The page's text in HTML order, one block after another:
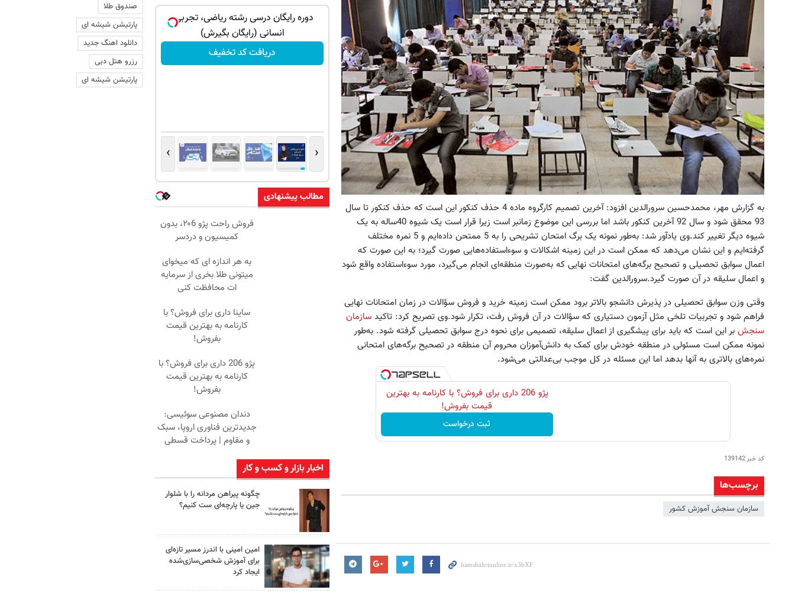
به گزارش مهر، محمدحسین سرورالدین افزود: آخرین تصمیم کارگروه ماده 4 حذف کنکور این است که حذف کنکور تا سال
93 محقق شود و سال 92 آخرین کنکور باشد اما بررسی این موضوع زمانبر است زیرا قرار است یک شیوه 40ساله به یک
شیوه دیگر تغییر کند.وی یادآور شد: به‌طور نمونه یک برگ امتحان تشریحی را به 5 ممتحن داده‌ایم و 5 نمره مختلف
گرفته‌ایم و این نشان می‌دهد که ممکن است در این زمینه اشکالات و سوءاستفاده‌هایی صورت گیرد؛ به این صورت که
اعمال سوابق تحصیلی و تصحیح برگه‌های امتحانات نهایی که به‌صورت منطقه‌ای انجام می‌گیرد، مورد سوءاستفاده واقع شود
و اعمال سلیقه در آن صورت گیرد.سرورالدین گفت:
وقتی وزن سوابق تحصیلی در پذیرش دانشجو بالاتر برود ممکن است زمینه خرید و فروش سؤالات در زمان امتحانات نهایی
فراهم شود و تجربیات تلخی مثل آزمون دستیاری که سؤالات در آن فروش رفت، تکرار شود.وی تصریح کرد: تاکید سازمان
سنجش بر این است که باید برای پیشگیری از اعمال سلیقه، تصمیمی برای نحوه درج سوابق تحصیلی گرفته شود. به‌طور
نمونه ممکن است مسئولی در منطقه خودش برای کمک به دانش‌آموزان محروم آن منطقه در تصحیح برگه‌های امتحانی
نمره‌های بالاتری به آنها بدهد اما این مسئله در کل موجب بی‌عدالتی می‌شود.
پژو 206 داری برای فروش؟ با کارنامه به بهترین
قیمت بفروش!
ثبت درخواست
کد خبر139142
برچسب‌ها
سازمان سنجش آموزش کشور
🚀 می‌خوای مثل رتبه برترا بدرخشی؟
تابستون فقط در یک هفته 📚
دریافت کد تخفیف
🌟 می‌خوای مثل رتبه‌برترها بدرخشی؟ همین
الان دوره الماس ماز رو شروع ک
دریافت پکیج
جک s5 داری برای فروش؟ با کارنامه به
بهترین قیمت بفروش!
ثبت درخواست
دوره رایگان درسی رشته ریاضی، تجربی،
انسانی (رایگان بگیرش)
دریافت کد تخفیف
‹
›
مطالب پیشنهادی
فروش راحت پژو ۲۰6، بدون
کمیسیون و دردسر
به هر اندازه ای که میخوای
میتونی طلا بخری از سرمایه
ات محافظت کنی
ساینا داری برای فروش؟ با
کارنامه به بهترین قیمت
بفروش!
پژو 206 داری برای فروش؟ با
کارنامه به بهترین قیمت
بفروش!
دندان مصنوعی سوئیسی:
جدیدترین فناوری اروپا، سبک
و مقاوم | پرداخت قسطی
اخبار بازار و کسب و کار
چگونه پیراهن مردانه را با شلوار
جین یا پارچه‌ای ست کنیم؟
امین امینی با اندرز مسیر تازه‌ای
برای آموزش شخصی‌سازی‌شده
ایجاد کرد
صندوق طلا
پارتیشن شیشه ای
دانلود اهنگ جدید
رزرو هتل دبی
پارتیشن شیشه ای